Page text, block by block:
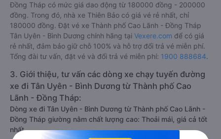
Đồng Tháp có mức giá dao động từ 180000 đồng - 200000
đồng. Trong đó, nhà xe Thiên Bảo có giá vé rẻ nhất, chỉ
180000 đồng. Đặt vé xe Thành phố Cao Lãnh - Đồng Tháp
Tân Uyên - Bình Dương chính hãng tại Vexere.com để có giá
rẻ nhất, đảm bảo giữ chỗ 100% và hỗ trợ đổi trả vé miễn phí.
Tổng đài tư vấn, đặt vé và đổi trả vé miễn phí: 1900 888684.
3. Giới thiệu, tư vấn các dòng xe chạy tuyến đường
xe đi Tân Uyên - Bình Dương từ Thành phố Cao
Lãnh - Đồng Tháp:
Dòng xe đi Tân Uyên - Bình Dương từ Thành phố Cao Lãnh -
Đồng Tháp giường nằm chất lượng cao: Thoải mái, giá cả tốt
nhất